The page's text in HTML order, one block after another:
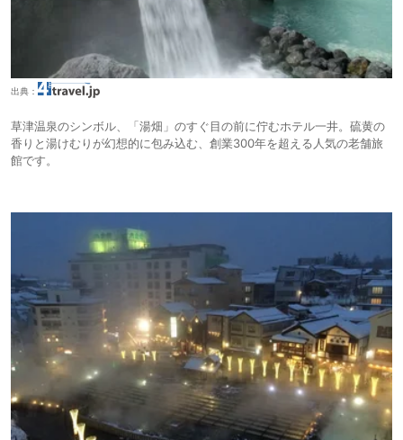
出典：
草津温泉のシンボル、「湯畑」のすぐ目の前に佇むホテル一井。硫黄の
香りと湯けむりが幻想的に包み込む、創業300年を超える人気の老舗旅
館です。